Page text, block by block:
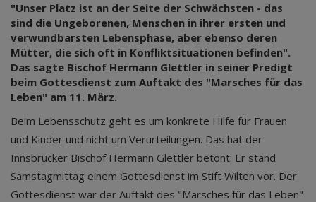
"Unser Platz ist an der Seite der Schwächsten - das
sind die Ungeborenen, Menschen in ihrer ersten und
verwundbarsten Lebensphase, aber ebenso deren
Mütter, die sich oft in Konfliktsituationen befinden".
Das sagte Bischof Hermann Glettler in seiner Predigt
beim Gottesdienst zum Auftakt des "Marsches für das
Leben" am 11. März.
Beim Lebensschutz geht es um konkrete Hilfe für Frauen
und Kinder und nicht um Verurteilungen. Das hat der
Innsbrucker Bischof Hermann Glettler betont. Er stand
Samstagmittag einem Gottesdienst im Stift Wilten vor. Der
Gottesdienst war der Auftakt des "Marsches für das Leben"